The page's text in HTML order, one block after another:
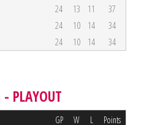
24 13 11
37
24 10 14
34
24 10 14 34
PLAYOUT
GP W L Points